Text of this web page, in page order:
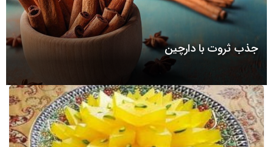
جذب ثروت با دارچین